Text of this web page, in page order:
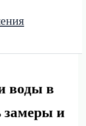
воды в
замеры и